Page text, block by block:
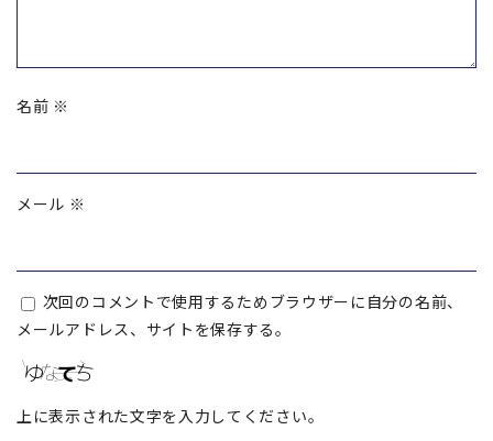
名前 ※
メール ※
次回のコメントで使用するためブラウザーに自分の名前、
メールアドレス、サイトを保存する。
上に表示された文字を入力してください。